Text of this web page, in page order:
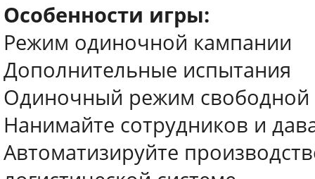
Особенности игры:
Режим одиночной кампании
Дополнительные испытания
Одиночный режим свободной
Нанимайте сотрудников и
Автоматизируйте